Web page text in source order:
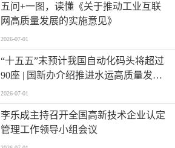
五问+一图，读懂《关于推动工业互联
网高质量发展的实施意见》
2026-07-01
“十五五”末预计我国自动化码头将超过
90座 | 国新办介绍推进水运高质量发展
有关情况
2026-07-01
李乐成主持召开全国高新技术企业认定
管理工作领导小组会议